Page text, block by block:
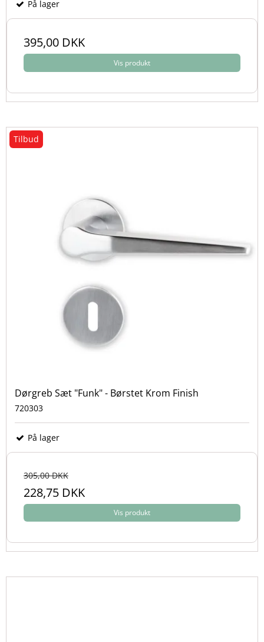
På lager
395,00 DKK
Vis produkt
Tilbud
Dørgreb Sæt "Funk" - Børstet Krom Finish
720303
På lager
305,00 DKK
228,75 DKK
Vis produkt